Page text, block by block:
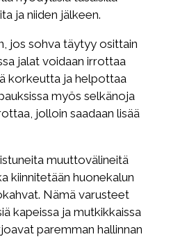
ja niiden jälkeen.
jos sohva täytyy osittain
jalat voidaan irrottaa
korkeutta ja helpottaa
myös selkänoja
jolloin saadaan lisää
muuttovälineitä
kiinnitetään huonekalun
Nämä varusteet
kapeissa ja mutkikkaissa
paremman hallinnan